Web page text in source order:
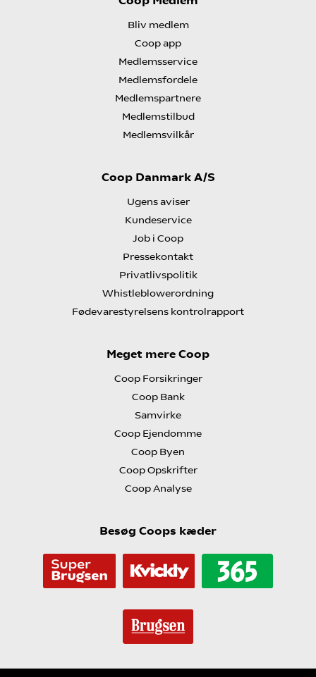
Bliv medlem
Coop app
Medlemsservice
Medlemsfordele
Medlemspartnere
Medlemstilbud
Medlemsvilkår
Coop Danmark A/S
Ugens aviser
Kundeservice
Job i Coop
Pressekontakt
Privatlivspolitik
Whistleblowerordning
Fødevarestyrelsens kontrolrapport
Meget mere Coop
Coop Forsikringer
Coop Bank
Samvirke
Coop Ejendomme
Coop Byen
Coop Opskrifter
Coop Analyse
Besøg Coops kæder